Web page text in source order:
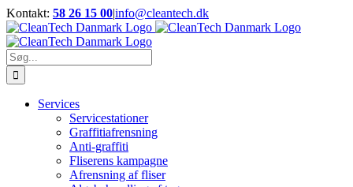
Skip
to
content
Kontakt: 58 26 15 00|info@cleantech.dk
Facebook
LinkedIn
YouTube
Søg
efter:
Services
Servicestationer
Graffitiafrensning
Anti-graffiti
Fliserens kampagne
Afrensning af fliser